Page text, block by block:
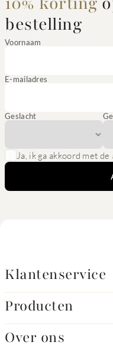
bestelling
Voornaam
E-mailadres
Geslacht
Ja, ik ga akkoord met de
Klantenservice
Producten
Over ons